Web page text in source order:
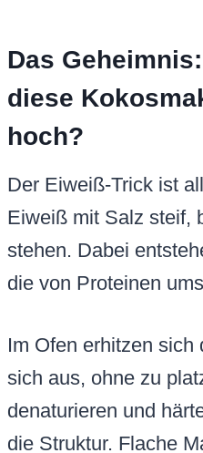
Das
diese
hoch?
Der Eiweiß-Trick ist
Eiweiß mit Salz steif,
stehen. Dabei
die von Proteinen
Im Ofen erhitzen sich
sich aus, ohne zu
denaturieren und
die Struktur. Flache